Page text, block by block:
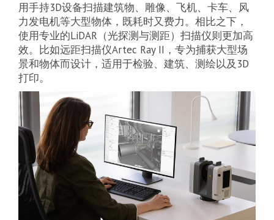
用手持3D设备扫描建筑物、雕像、飞机、卡车、风
力发电机等大型物体，既耗时又费力。相比之下，
使用专业的LiDAR（光探测与测距）扫描仪则更加高
效。比如远距扫描仪Artec Ray II，专为捕获大型场
景和物体而设计，适用于检验、建筑、测绘以及3D
打印。